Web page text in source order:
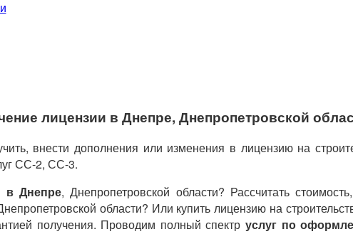
лицензии в Днепре, Днепропетровской
внести дополнения или изменения в лицензию на
СС-2, СС-3.
в Днепре, Днепропетровской области? Рассчитать
области? Или купить лицензию на
получения. Проводим полный спектруслуг по